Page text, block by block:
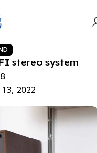
stereo system
2022